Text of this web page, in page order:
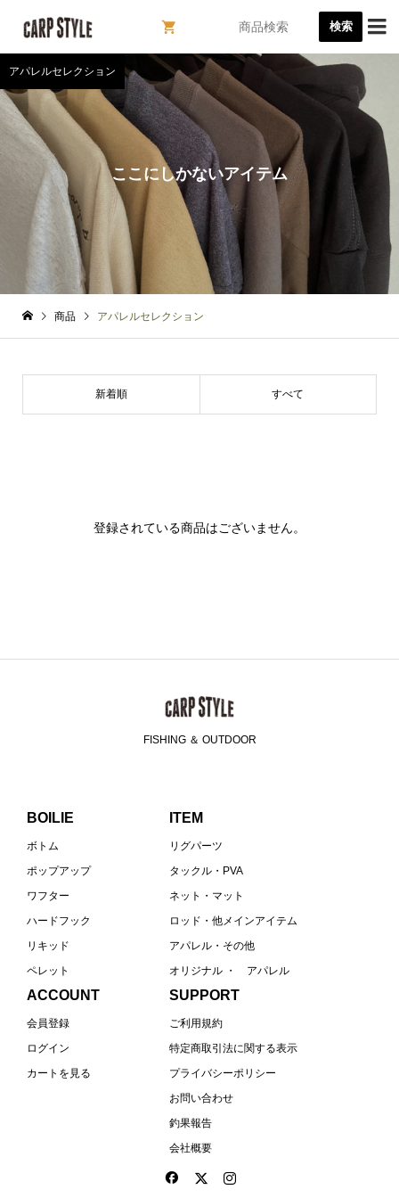
検索 
ここにしかないアイテム
アパレルセレクション
商品 アパレルセレクション
新着順 すべて
登録されている商品はございません。
FISHING ＆ OUTDOOR
BOILIE
ボトム
ポップアップ
ワフター
ハードフック
リキッド
ペレット
ITEM
リグパーツ
タックル・PVA
ネット・マット
ロッド・他メインアイテム
アパレル・その他
オリジナル ・ アパレル
ACCOUNT
会員登録
ログイン
カートを見る
SUPPORT
ご利用規約
特定商取引法に関する表示
プライバシーポリシー
お問い合わせ
釣果報告
会社概要